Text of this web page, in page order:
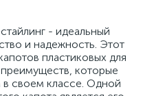
- идеальный
и надежность. Этот
пластиковых для
которые
своем классе. Одной